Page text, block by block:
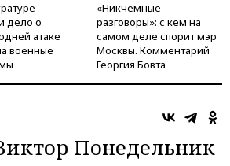
дело о
атаке
военные
«Никчемные
разговоры»: с кем на
самом деле спорит мэр
Москвы. Комментарий
Георгия Бовта
Понедельник